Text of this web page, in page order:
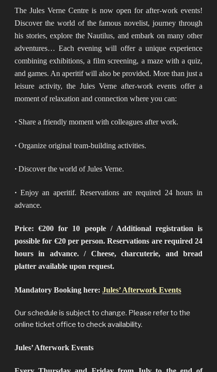
The Jules Verne Centre is now open for after-work events!
Discover the world of the famous novelist, journey through
his stories, explore the Nautilus, and embark on many other
adventures… Each evening will offer a unique experience
combining exhibitions, a film screening, a maze with a quiz,
and games. An aperitif will also be provided. More than just a
leisure activity, the Jules Verne after-work events offer a
moment of relaxation and connection where you can:
• Share a friendly moment with colleagues after work.
• Organize original team-building activities.
• Discover the world of Jules Verne.
• Enjoy an aperitif. Reservations are required 24 hours in
advance.
Price: €200 for 10 people / Additional registration is
possible for €20 per person. Reservations are required 24
hours in advance. / Cheese, charcuterie, and bread
platter available upon request.
Mandatory Booking here: Jules’ Afterwork Events
Our schedule is subject to change. Please refer to the
online ticket office to check availability.
Jules’ Afterwork Events